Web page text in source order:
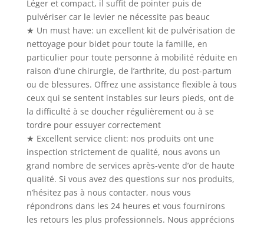
Léger et compact, il suffit de pointer puis de
pulvériser car le levier ne nécessite pas beauc
★ Un must have: un excellent kit de pulvérisation de
nettoyage pour bidet pour toute la famille, en
particulier pour toute personne à mobilité réduite en
raison d’une chirurgie, de l’arthrite, du post-partum
ou de blessures. Offrez une assistance flexible à tous
ceux qui se sentent instables sur leurs pieds, ont de
la difficulté à se doucher régulièrement ou à se
tordre pour essuyer correctement
★ Excellent service client: nos produits ont une
inspection strictement de qualité, nous avons un
grand nombre de services après-vente d’or de haute
qualité. Si vous avez des questions sur nos produits,
n’hésitez pas à nous contacter, nous vous
répondrons dans les 24 heures et vous fournirons
les retours les plus professionnels. Nous apprécions